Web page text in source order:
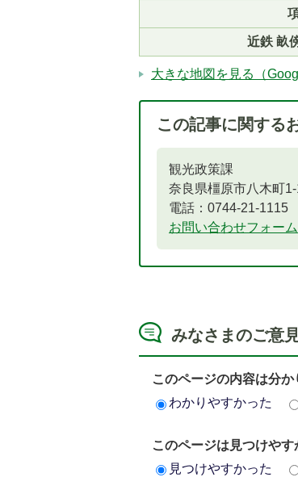
近鉄 畝
大きな地図を見る（
この記事に関する
観光政策課
奈良県橿原市八木町
電話：0744-21-1115
お問い合わせフォーム
みなさまのご意
このページの内容は分
わかりやすかった
このページは見つけやす
見つけやすかった